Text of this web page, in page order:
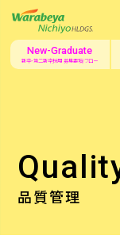
New-Graduate
新卒・第二新卒採用 募集要項/フロー
品質管理